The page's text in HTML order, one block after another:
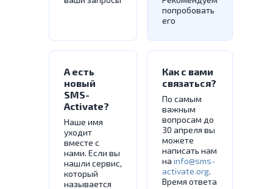
попробовать
его
А есть
новый
SMS-
Activate?
Наше имя
уходит
вместе с
нами. Если вы
нашли сервис,
который
называется
Как с вами
связаться?
По самым
важным
вопросам до
30 апреля вы
можете
написать нам
на info@sms-
activate.org.
Время ответа